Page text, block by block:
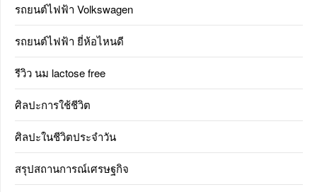
รถยนต์ไฟฟ้า Volkswagen
รถยนต์ไฟฟ้า ยี่ห้อไหนดี
รีวิว นม lactose free
ศิลปะการใช้ชีวิต
ศิลปะในชีวิตประจำวัน
สรุปสถานการณ์เศรษฐกิจ